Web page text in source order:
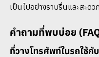
เป็นไปอย่างราบรื่นและสะด
คำถามที่พบบ่อย
ที่วางโทรศัพท์ในรถใช้กั